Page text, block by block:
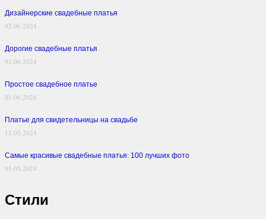
Дизайнерские свадебные платья
02.06.2024
Дорогие свадебные платья
01.06.2024
Простое свадебное платье
01.06.2024
Платье для свидетельницы на свадьбе
11.05.2024
Самые красивые свадебные платья: 100 лучших фото
05.05.2024
Стили